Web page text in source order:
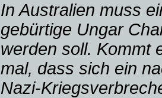
In Australien muss
gebürtige Ungar
werden soll. Kommt
mal, dass sich ein
Nazi-